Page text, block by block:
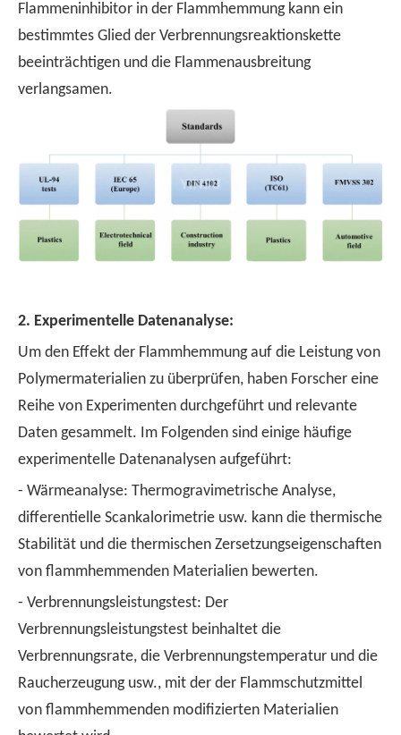
Flammeninhibitor in der Flammhemmung kann ein
bestimmtes Glied der Verbrennungsreaktionskette
beeinträchtigen und die Flammenausbreitung
verlangsamen.
2. Experimentelle Datenanalyse:
Um den Effekt der Flammhemmung auf die Leistung von
Polymermaterialien zu überprüfen, haben Forscher eine
Reihe von Experimenten durchgeführt und relevante
Daten gesammelt. Im Folgenden sind einige häufige
experimentelle Datenanalysen aufgeführt:
- Wärmeanalyse: Thermogravimetrische Analyse,
differentielle Scankalorimetrie usw. kann die thermische
Stabilität und die thermischen Zersetzungseigenschaften
von flammhemmenden Materialien bewerten.
- Verbrennungsleistungstest: Der
Verbrennungsleistungstest beinhaltet die
Verbrennungsrate, die Verbrennungstemperatur und die
Raucherzeugung usw., mit der der Flammschutzmittel
von flammhemmenden modifizierten Materialien